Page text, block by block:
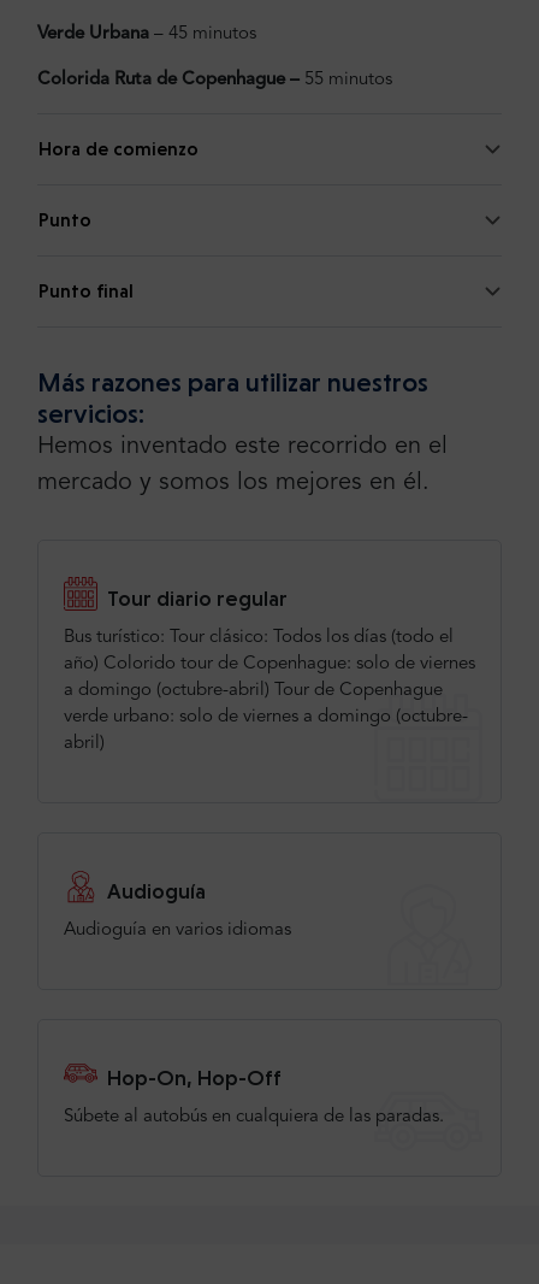
Verde Urbana – 45 minutos
Colorida Ruta de Copenhague – 55 minutos
Hora de comienzo
Punto
Punto final
Más razones para utilizar nuestros
servicios:
Hemos inventado este recorrido en el
mercado y somos los mejores en él.
Tour diario regular
Bus turístico: Tour clásico: Todos los días (todo el
año) Colorido tour de Copenhague: solo de viernes
a domingo (octubre-abril) Tour de Copenhague
verde urbano: solo de viernes a domingo (octubre-
abril)
Audioguía
Audioguía en varios idiomas
Hop-On, Hop-Off
Súbete al autobús en cualquiera de las paradas.